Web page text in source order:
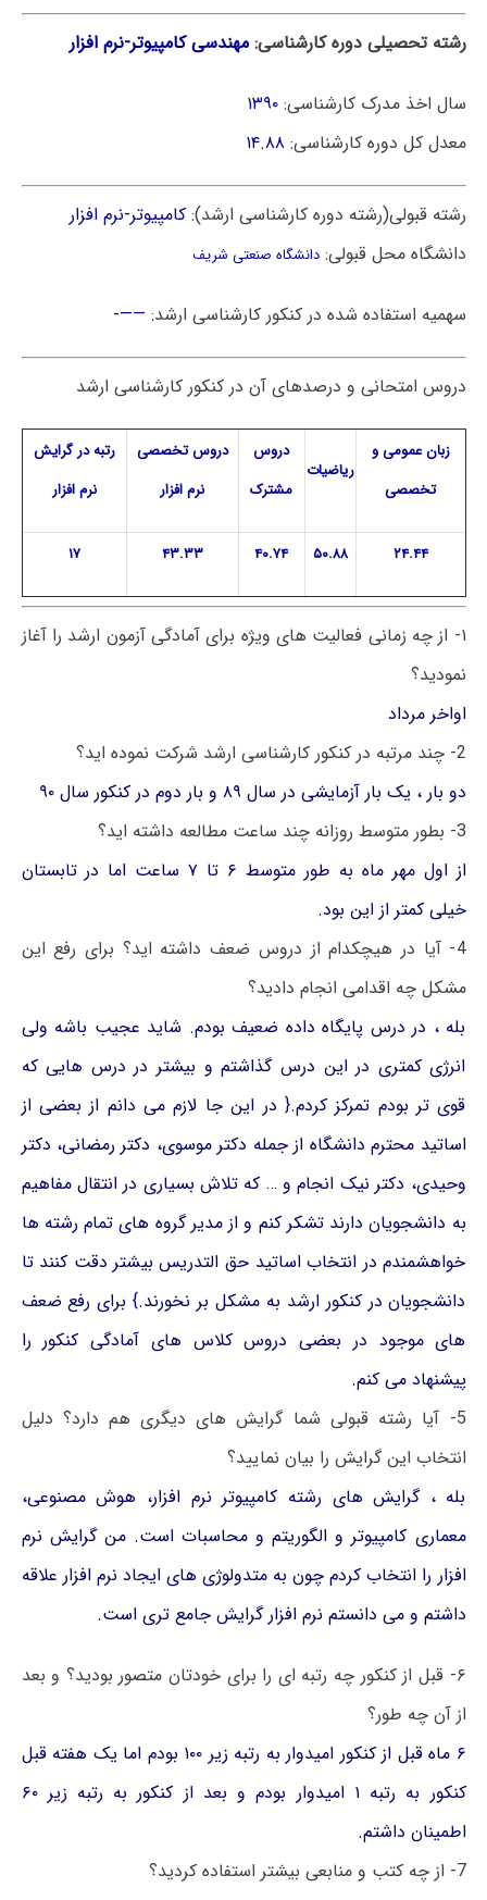
رشته تحصیلی دوره کارشناسی:مهندسی کامپیوتر-نرم افزار
سال اخذ مدرک کارشناسی:۱۳۹۰
معدل کل دوره کارشناسی:۱۴.۸۸
رشته قبولی(رشته دوره کارشناسی ارشد):کامپیوتر-نرم افزار
دانشگاه محل قبولی:دانشگاه صنعتی شریف
سهمیه استفاده شده در کنکور کارشناسی ارشد: ——-
دروس امتحانی و درصدهای آن در کنکور کارشناسی ارشد
زبان عمومی و
تخصصی
ریاضیات
دروس
مشترک
دروس تخصصی
نرم افزار
رتبه در گرایش
نرم افزار
۲۴.۴۴ ۵۰.۸۸ ۴۰.۷۴ ۴۳.۳۳ ۱۷
۱- از چه زمانی فعالیت های ویژه برای آمادگی آزمون ارشد را آغاز
نمودید؟
اواخر مرداد
2- چند مرتبه در کنکور کارشناسی ارشد شرکت نموده اید؟
دو بار ، یک بار آزمایشی در سال ۸۹ و بار دوم در کنکور سال ۹۰
3- بطور متوسط روزانه چند ساعت مطالعه داشته اید؟
از اول مهر ماه به طور متوسط ۶ تا ۷ ساعت اما در تابستان
خیلی کمتر از این بود.
4- آیا در هیچکدام از دروس ضعف داشته اید؟ برای رفع این
مشکل چه اقدامی انجام دادید؟
بله ، در درس پایگاه داده ضعیف بودم. شاید عجیب باشه ولی
انرژی کمتری در این درس گذاشتم و بیشتر در درس هایی که
قوی تر بودم تمرکز کردم.{ در این جا لازم می دانم از بعضی از
اساتید محترم دانشگاه از جمله دکتر موسوی، دکتر رمضانی، دکتر
وحیدی، دکتر نیک انجام و … که تلاش بسیاری در انتقال مفاهیم
به دانشجویان دارند تشکر کنم و از مدیر گروه های تمام رشته ها
خواهشمندم در انتخاب اساتید حق التدریس بیشتر دقت کنند تا
دانشجویان در کنکور ارشد به مشکل بر نخورند.} برای رفع ضعف
های موجود در بعضی دروس کلاس های آمادگی کنکور را
پیشنهاد می کنم.
5- آیا رشته قبولی شما گرایش های دیگری هم دارد؟ دلیل
انتخاب این گرایش را بیان نمایید؟
بله ، گرایش های رشته کامپیوتر نرم افزار، هوش مصنوعی،
معماری کامپیوتر و الگوریتم و محاسبات است. من گرایش نرم
افزار را انتخاب کردم چون به متدولوژی های ایجاد نرم افزار علاقه
داشتم و می دانستم نرم افزار گرایش جامع تری است.
۶- قبل از کنکور چه رتبه ای را برای خودتان متصور بودید؟ و بعد
از آن چه طور؟
۶ ماه قبل از کنکور امیدوار به رتبه زیر ۱۰۰ بودم اما یک هفته قبل
کنکور به رتبه ۱ امیدوار بودم و بعد از کنکور به رتبه زیر ۶۰
اطمینان داشتم.
7- از چه کتب و منابعی بیشتر استفاده کردید؟